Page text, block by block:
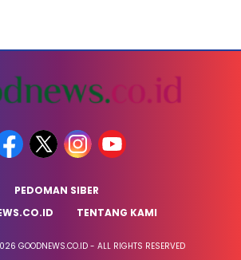
PEDOMAN SIBER
TENTANG KAMI
GOODNEWS.CO.ID - ALL RIGHTS RESERVED